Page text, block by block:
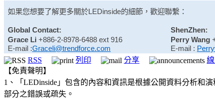
如果您想要了解更多關於LEDinside的細節，歡迎聯繫：
Global Contact:
ShenZhen:
Grace Li +886-2-8978-6488 ext 916
E-mail :Graceli@trendforce.com
Perry Wang
E-mail :
RSS
列印 分享
【免責聲明】
1、「LEDinside」包含的內容和資訊是根據公開資料分析和
部分之錯誤或疏失。